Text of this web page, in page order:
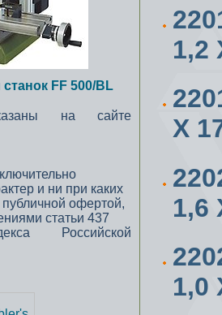
FF 500/BL
на сайте
и ни при каких
офертой,
статьи 437
Российской
1,2
Х
1,6
1,0